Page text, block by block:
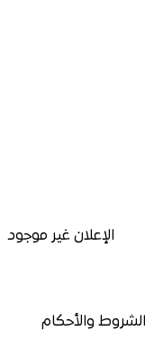
الإعلان غير موجود
والأحكام